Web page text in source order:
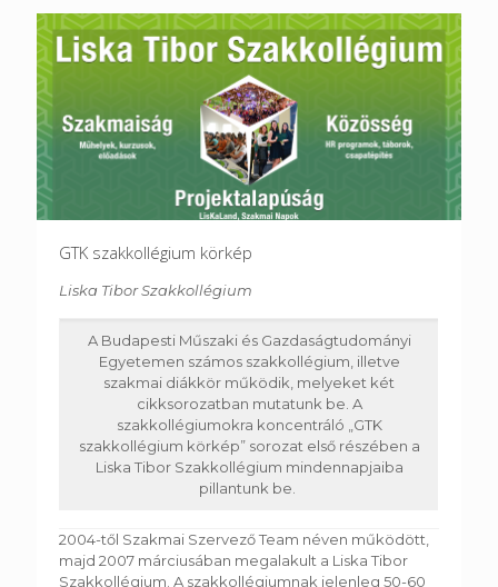
GTK szakkollégium körkép
Liska Tibor Szakkollégium
A Budapesti Műszaki és Gazdaságtudományi
Egyetemen számos szakkollégium, illetve
szakmai diákkör működik, melyeket két
cikksorozatban mutatunk be. A
szakkollégiumokra koncentráló „GTK
szakkollégium körkép” sorozat első részében a
Liska Tibor Szakkollégium mindennapjaiba
pillantunk be.
2004-től Szakmai Szervező Team néven működött,
majd 2007 márciusában megalakult a Liska Tibor
Szakkollégium. A szakkollégiumnak jelenleg 50-60